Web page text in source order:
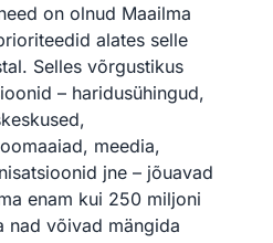
on olnud Maailma
alates selle
Selles võrgustikus
– haridusühingud,
meedia,
jne – jõuavad
enam kui 250 miljoni
nad võivad mängida